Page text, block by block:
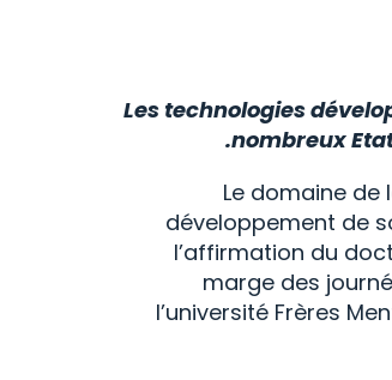
Les technologies
nombreux
Le domaine de
développement de
l’affirmation du
marge des
l’université Frères